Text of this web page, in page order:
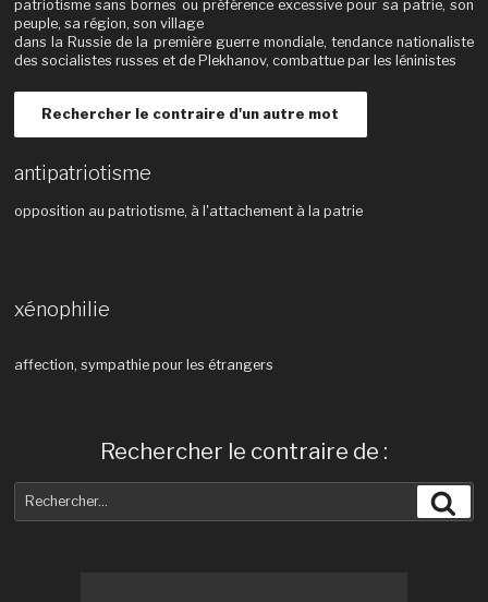
patriotisme sans bornes ou préférence excessive pour sa patrie, son
peuple, sa région, son village
dans la Russie de la première guerre mondiale, tendance nationaliste
des socialistes russes et de Plekhanov, combattue par les léninistes
Rechercher le contraire d'un autre mot
antipatriotisme
opposition au patriotisme, à l'attachement à la patrie
xénophilie
affection, sympathie pour les étrangers
Rechercher le contraire de :
pour